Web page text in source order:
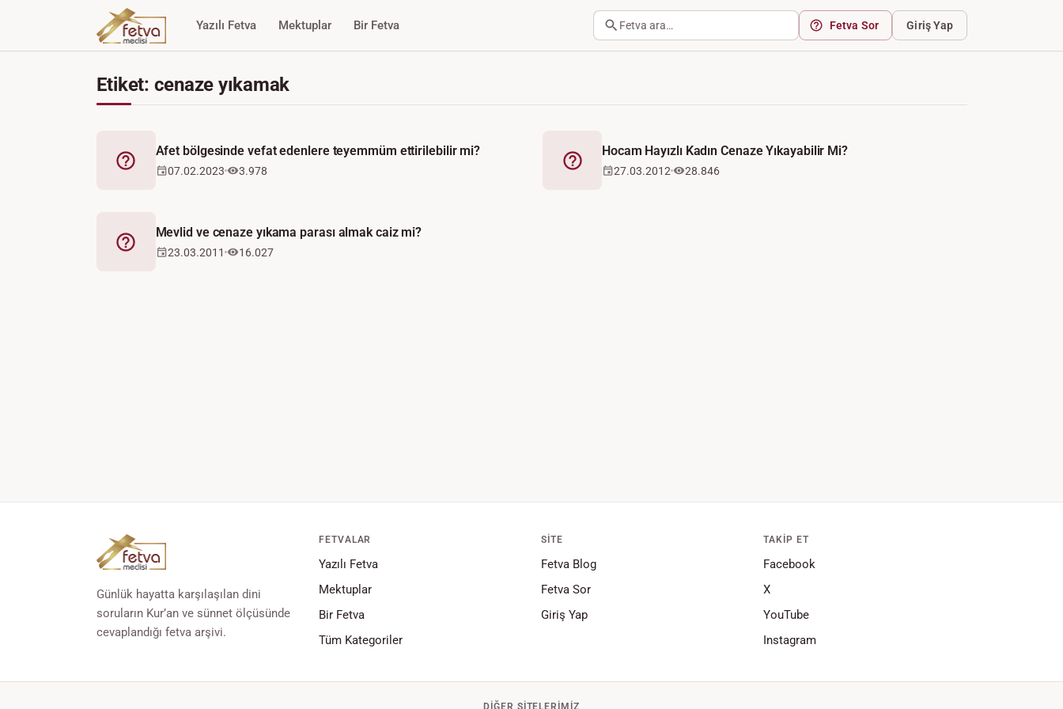
Yazılı Fetva Mektuplar Bir Fetva Fetva ara… Fetva Sor Giriş Yap
Etiket: cenaze yıkamak
Fetva
Afet bölgesinde vefat edenlere teyemmüm ettirilebilir mi?
07.02.2023 3.978 Fetva
Hocam Hayızlı Kadın Cenaze Yıkayabilir Mi?
27.03.2012 28.846
Fetva
Mevlid ve cenaze yıkama parası almak caiz mi?
23.03.2011 16.027
Günlük hayatta karşılaşılan dini
soruların Kur’an ve sünnet ölçüsünde
cevaplandığı fetva arşivi.
FETVALAR
Yazılı Fetva
Mektuplar
Bir Fetva
Tüm Kategoriler
SITE
Fetva Blog
Fetva Sor
Giriş Yap
TAKIP ET
Facebook
X
YouTube
Instagram
DIĞER SITELERIMIZ